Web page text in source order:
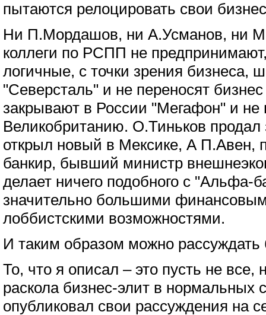
пытаются релоцировать свои
Ни П.Мордашов, ни А.Усманов, ни
коллеги по РСПП не
логичные, с точки зрения бизнеса,
"Северсталь" и не переносят
закрывают в России "Мегафон" и не
Великобританию. О.Тиньков продал
открыл новый в Мексике, А П.Авен,
банкир, бывший министр
делает ничего подобного с "Альфа-
значительно большими
лоббистскими возможностями.
И таким образом можно рассуждать
То, что я описал – это пусть не все,
раскола бизнес-элит в нормальных
опубликовал свои рассуждения на